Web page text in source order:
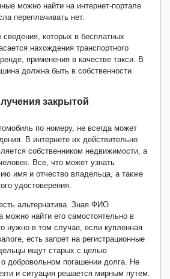
можно найти на интернет-портале
переплачивать нет.
которых в бесплатных
нахождения транспортного
применения в качестве такси. В
должна быть в собственности
закрытой
по номеру, не всегда может
В интернете их действительно
собственником недвижимости, а
Все, что может узнать
имя и отчество владельца, а также
удостоверения.
альтернатива. Зная ФИО
можно найти его самостоятельно в
нужно в том случае, если купленная
есть запрет на регистрационные
ищут старых с целью
добровольном погашении долга. Не
и ситуация решается мирным путем.